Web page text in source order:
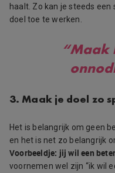
haalt. Zo kan je steeds
doel toe te werken.
“Maak
3. Maak je doel zo
Het is belangrijk om geen
en het is net zo belangrijk
Voorbeeldje: jij wil een
voornemen wel zijn “ik wil